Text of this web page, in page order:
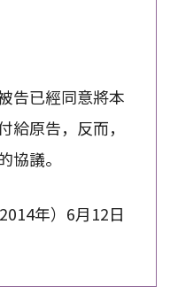
告已經同意將本
給原告，反而，
協議。
年）6月12日